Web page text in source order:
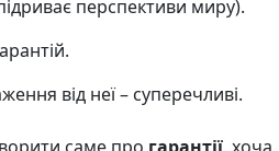
перспективи миру).
від неї – суперечливі.